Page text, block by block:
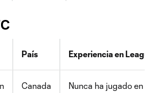
País Experiencia en
Canada Nunca ha jugado en LC